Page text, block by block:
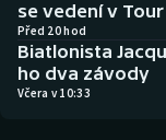
Biatlon
Boby a skeleton
Aplikace ČT sport
AZ kvíz
se vedení v
Před 20 hod
Biatlonista
ho dva závody
Včera v 10:33